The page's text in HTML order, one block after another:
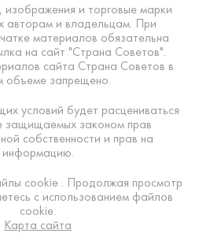
изображения и торговые марки
авторам и владельцам. При
материалов обязательна
на сайт "Страна Советов".
сайта Страна Советов в
объеме запрещено.
условий будет расцениваться
защищаемых законом прав
собственности и прав на
информацию.
cookie . Продолжая просмотр
с использованием файлов
cookie.
Карта сайта